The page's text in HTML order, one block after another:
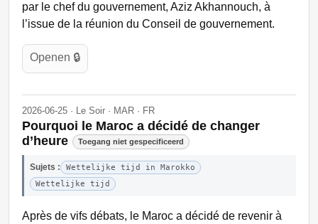
par le chef du gouvernement, Aziz Akhannouch, à
l’issue de la réunion du Conseil de gouvernement.
Openen 🔒
2026-06-25 · Le Soir · MAR · FR
Pourquoi le Maroc a décidé de changer
d’heure
Toegang niet gespecificeerd
Sujets :
Wettelijke tijd in Marokko
Wettelijke tijd
Après de vifs débats, le Maroc a décidé de revenir à